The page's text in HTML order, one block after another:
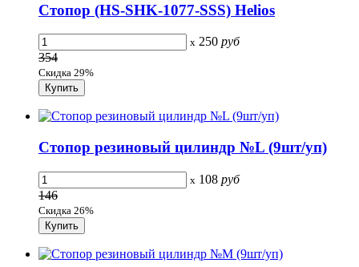
Стопор (HS-SHK-1077-SSS) Helios
x 250 руб
354
Скидка 29%
Стопор резиновый цилиндр №L (9шт/уп)
x 108 руб
146
Скидка 26%